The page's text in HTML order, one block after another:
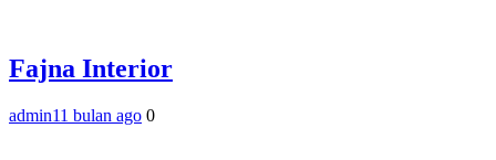
Fajna Interior
admin11 bulan ago 0